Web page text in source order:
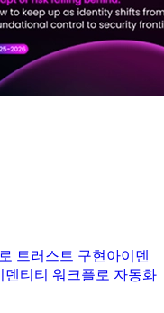
트러스트 구현 아이덴
덴티티 워크플로 자동화